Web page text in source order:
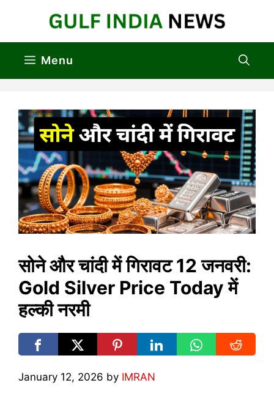
Menu
सोने और चांदी में गिरावट 12 जनवरी:
Gold Silver Price Today में
हल्की नरमी
January 12, 2026 by IMRAN